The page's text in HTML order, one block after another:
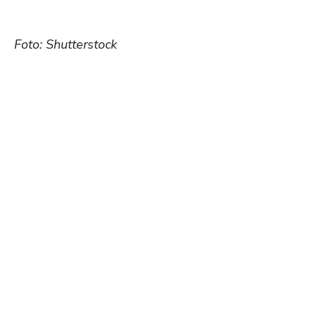
Foto: Shutterstock